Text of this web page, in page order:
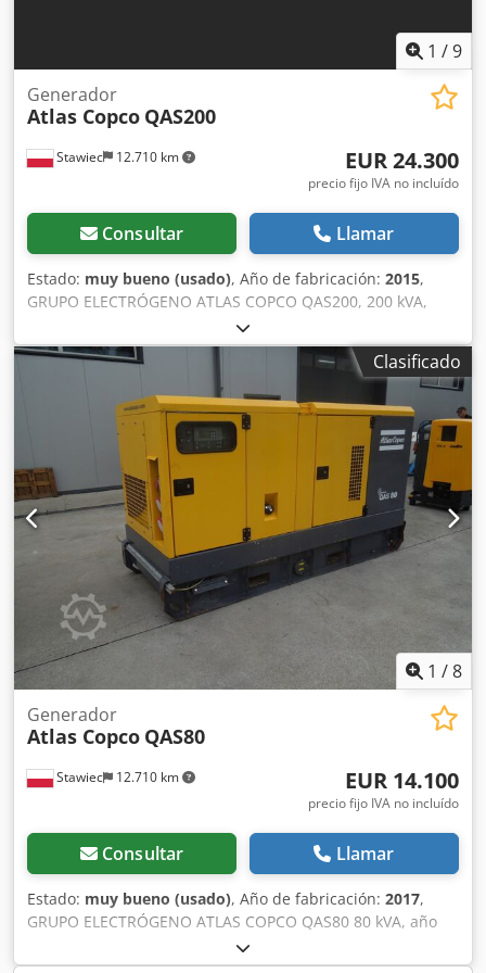
1 /9
Stawiec 12.710 km
Generador
Atlas Copco QAS200
EUR 24.300
precio fijo IVA no incluído
Consultar Llamar
Estado: muy bueno (usado), Año de fabricación: 2015,
GRUPO ELECTRÓGENO ATLAS COPCO QAS200, 200 kVA,
fabricado en 2015, revisado. Datos técnicos: Potencia: 200
kVA (160 kW); Año de fabricación: 2015; Motor: VOLVO
PENTA; Horas de funcionamiento: 3705 horas. Credpfjzp H
T Hex Adhjf El grupo electrógeno está en perfecto estado
de funcionamiento. Precio neto: 105.000 PLN Precio bruto:
129.150 PLN Enlace al vídeo a continuación.
Clasificado
1 /8
Stawiec 12.710 km
Generador
Atlas Copco QAS80
EUR 14.100
precio fijo IVA no incluído
Consultar Llamar
Estado: muy bueno (usado), Año de fabricación: 2017,
GRUPO ELECTRÓGENO ATLAS COPCO QAS80 80 kVA, año
2017, revisado. Datos técnicos: Potencia: 80 kVA (64 kW);
Año de fabricación: 2017; Motor: PERKINS. Horas de